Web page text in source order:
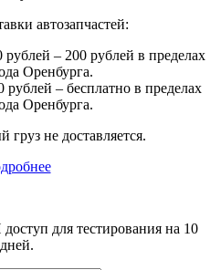
автозапчастей:
– 200 рублей в пределах
Оренбурга.
– бесплатно в пределах
Оренбурга.
груз не доставляется.
для тестирования на 10
дней.